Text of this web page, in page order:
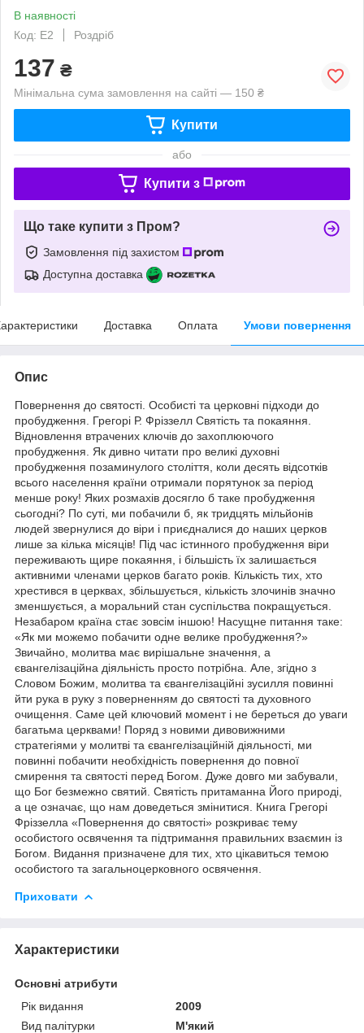
В наявності
Код: Е2
Роздріб
137 ₴
Мінімальна сума замовлення на сайті — 150 ₴
Купити
або
Купити з
Що таке купити з Пром?
Замовлення під захистом
Доступна доставка
Доставка Оплата Умови повернення
Опис
Повернення до святості. Особисті та церковні підходи до
пробудження. Грегорі Р. Фріззелл Святість та покаяння.
Відновлення втрачених ключів до захоплюючого
пробудження. Як дивно читати про великі духовні
пробудження позаминулого століття, коли десять відсотків
всього населення країни отримали порятунок за період
менше року! Яких розмахів досягло б таке пробудження
сьогодні? По суті, ми побачили б, як тридцять мільйонів
людей звернулися до віри і приєдналися до наших церков
лише за кілька місяців! Під час істинного пробудження віри
переживають щире покаяння, і більшість їх залишається
активними членами церков багато років. Кількість тих, хто
хрестився в церквах, збільшується, кількість злочинів значно
зменшується, а моральний стан суспільства покращується.
Незабаром країна стає зовсім іншою! Насущне питання таке:
«Як ми можемо побачити одне велике пробудження?»
Звичайно, молитва має вирішальне значення, а
євангелізаційна діяльність просто потрібна. Але, згідно з
Словом Божим, молитва та євангелізаційні зусилля повинні
йти рука в руку з поверненням до святості та духовного
очищення. Саме цей ключовий момент і не береться до уваги
багатьма церквами! Поряд з новими дивовижними
стратегіями у молитві та євангелізаційній діяльності, ми
повинні побачити необхідність повернення до повної
смирення та святості перед Богом. Дуже довго ми забували,
що Бог безмежно святий. Святість притаманна Його природі,
а це означає, що нам доведеться змінитися. Книга Грегорі
Фріззелла «Повернення до святості» розкриває тему
особистого освячення та підтримання правильних взаємин із
Богом. Видання призначене для тих, хто цікавиться темою
особистого та загальноцерковного освячення.
Приховати
Характеристики
Основні атрибути
Рік видання
2009
Вид палітурки
М'який